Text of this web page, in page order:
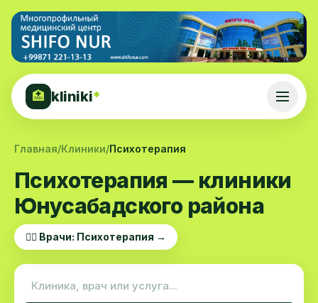
🏥 kliniki*
Главная/Клиники/Психотерапия
Психотерапия — клиники
Юнусабадского района
👨‍⚕️ Врачи: Психотерапия →